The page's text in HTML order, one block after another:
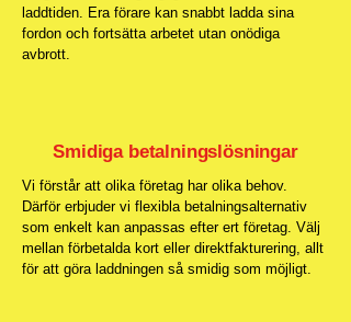
laddtiden. Era förare kan snabbt ladda sina
fordon och fortsätta arbetet utan onödiga
avbrott.
Smidiga betalningslösningar
Vi förstår att olika företag har olika behov.
Därför erbjuder vi flexibla betalningsalternativ
som enkelt kan anpassas efter ert företag. Välj
mellan förbetalda kort eller direktfakturering, allt
för att göra laddningen så smidig som möjligt.